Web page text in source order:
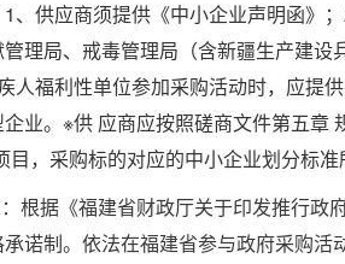
、供应商须提供《中小企业声明函》
理局、戒毒管理局（含新疆生产建设
人福利性单位参加采购活动时，应提
业。※供 应商应按照磋商文件第五
目，采购标的对应的中小企业划分标准
根据《福建省财政厅关于印发推行政
诺制。依法在福建省参与政府采购